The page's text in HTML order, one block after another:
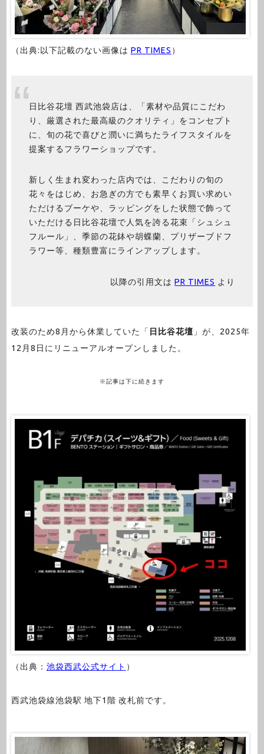
（出典:以下記載のない画像は PR TIMES ）
日比谷花壇 西武池袋店は、「素材や品質にこだわ
り、厳選された最高級のクオリティ」をコンセプト
に、旬の花で喜びと潤いに満ちたライフスタイルを
提案するフラワーショップです。
新しく生まれ変わった店内では、こだわりの旬の
花々をはじめ、お急ぎの方でも素早くお買い求めい
ただけるブーケや、ラッピングをした状態で飾って
いただける日比谷花壇で人気を誇る花束「シュシュ
フルール」、季節の花鉢や胡蝶蘭、プリザーブドフ
ラワー等、種類豊富にラインアップします。
以降の引用文はPR TIMES より
改装のため8月から休業していた「 日比谷花壇 」が、2025年
12月8日にリニューアルオープンしました。
※記事は下に続きます
（出典： 池袋西武公式サイト ）
西武池袋線池袋駅 地下1階 改札前です。